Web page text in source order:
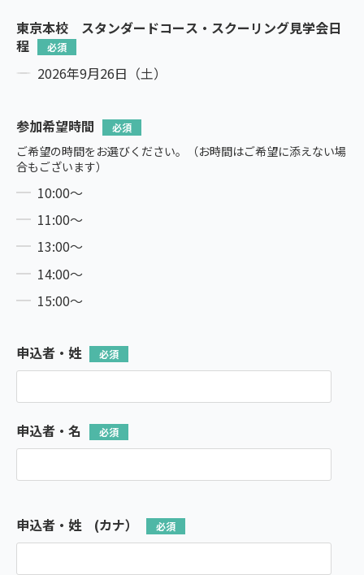
東京本校 スタンダードコース・スクーリング見学会日
程
2026年9月26日（土）
参加希望時間
ご希望の時間をお選びください。（お時間はご希望に添えない場
合もございます）
10:00～
11:00～
13:00～
14:00～
15:00～
申込者・姓
申込者・名
申込者・姓 (カナ）